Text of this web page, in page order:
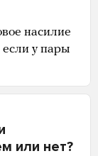
насилие
если у пары
или нет?